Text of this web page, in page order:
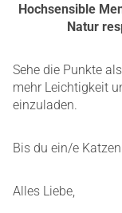
Hochsensible
Natur
Sehe die Punkte
mehr Leichtigkeit
einzuladen.
Bis du ein/e
Alles Liebe,